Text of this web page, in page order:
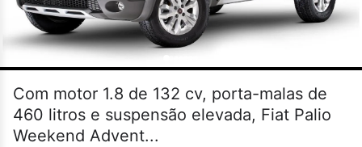
Com motor 1.8 de 132 cv, porta-malas de
460 litros e suspensão elevada, Fiat Palio
Weekend Advent...